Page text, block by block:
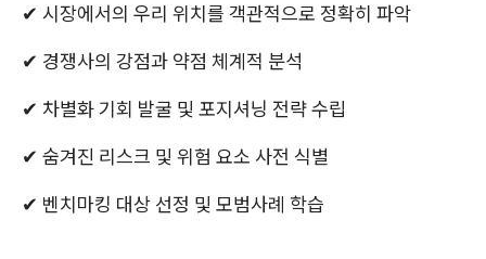
✔︎ 시장에서의 우리 위치를 객관적으로 정확히 파악
✔︎ 경쟁사의 강점과 약점 체계적 분석
✔︎ 차별화 기회 발굴 및 포지셔닝 전략 수립
✔︎ 숨겨진 리스크 및 위험 요소 사전 식별
✔︎ 벤치마킹 대상 선정 및 모범사례 학습